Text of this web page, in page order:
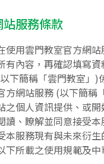
服務條款
使用雲門教室官方網
有內容，再確認填寫資
下簡稱「雲門教室」)
方網站服務 (以下簡稱
之個人資訊提供、或
讀、瞭解並同意接受
本服務現有與未來衍
下所載之使用規範及